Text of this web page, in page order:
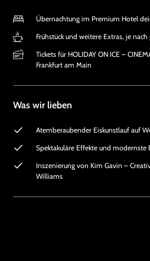
Übernachtung im Premium Hotel
Frühstück und weitere Extras, je
Tickets für HOLIDAY ON ICE –
Frankfurt am Main
Was wir lieben
Atemberaubender Eiskunstlauf auf
Spektakuläre Effekte und modernste
Inszenierung von Kim Gavin –
Williams